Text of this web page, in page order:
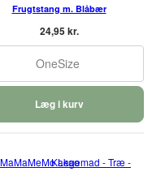
Frugtstang m. Blåbær
24,95 kr.
OneSize
Læg i kurv